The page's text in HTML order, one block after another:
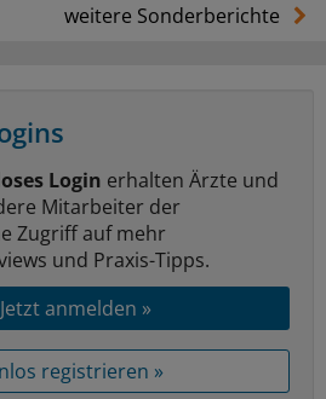
weitere Sonderberichte
Login erhalten Ärzte und
Mitarbeiter der
Zugriff auf mehr
und Praxis-Tipps.
Jetzt anmelden »
registrieren »